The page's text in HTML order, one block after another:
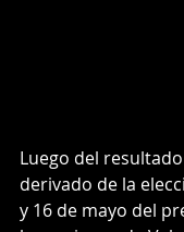
Luego del
derivado de la
y 16 de mayo del